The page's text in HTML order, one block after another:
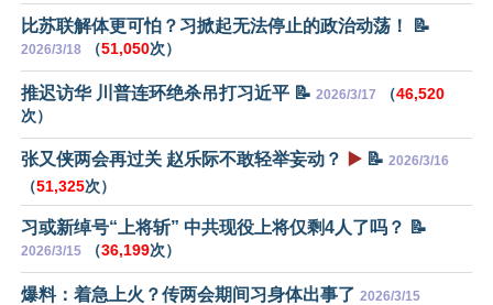
比苏联解体更可怕？习掀起无法停止的政治动荡！ 📝
2026/3/18 （51,050次）
推迟访华 川普连环绝杀吊打习近平 📝 2026/3/17 （46,520
次）
张又侠两会再过关 赵乐际不敢轻举妄动？ ▶️ 📝 2026/3/16
（51,325次）
习或新绰号“上将斩” 中共现役上将仅剩4人了吗？ 📝
2026/3/15 （36,199次）
爆料：着急上火？传两会期间习身体出事了 2026/3/15